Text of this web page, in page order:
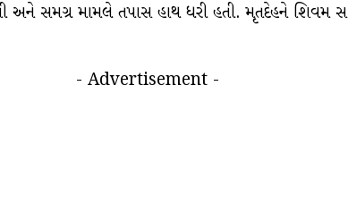
સમગ્ર મામલે તપાસ હાથ ધરી હતી. મૃતદેહને શિવમ
- Advertisement -